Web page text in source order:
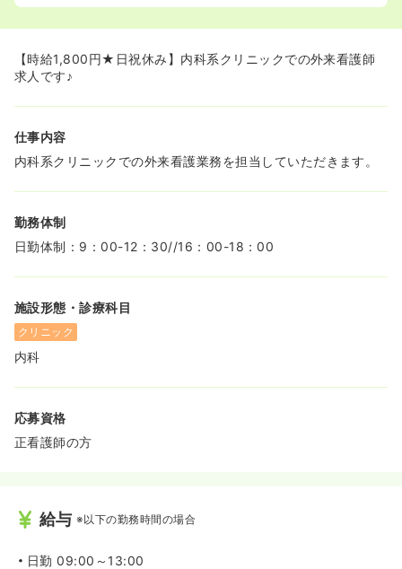
ます。
≪勤務時間が柔軟！≫
18:00）があり、希望に合わせて働き方を組み合わせやす
【時給1,800円★日祝休み】内科系クリニックでの外来看護師
求人です♪
仕事内容
内科系クリニックでの外来看護業務を担当していただきます。
勤務体制
日勤体制：9：00-12：30//16：00-18：00
施設形態・診療科目
クリニック
内科
応募資格
正看護師の方
給与 ※以下の勤務時間の場合
日勤 09:00～13:00